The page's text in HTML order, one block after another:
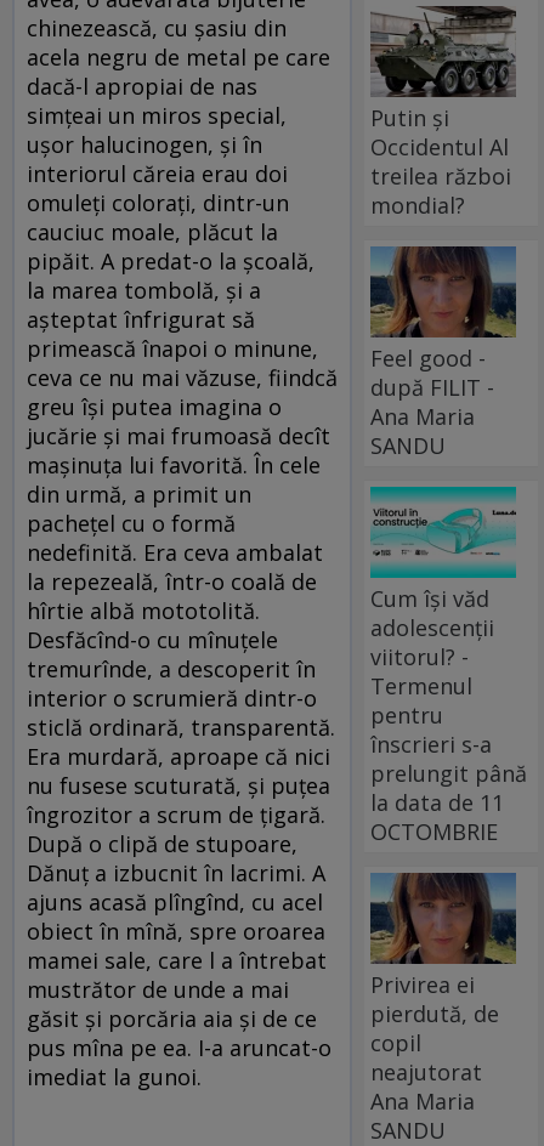
chinezească, cu șasiu din
acela negru de metal pe care
dacă-l apropiai de nas
simțeai un miros special,
ușor halucinogen, și în
interiorul căreia erau doi
omuleți colorați, dintr-un
cauciuc moale, plăcut la
pipăit. A predat-o la școală,
la marea tombolă, și a
așteptat înfrigurat să
primească înapoi o minune,
ceva ce nu mai văzuse, fiindcă
greu își putea imagina o
jucărie și mai frumoasă decît
mașinuța lui favorită. În cele
din urmă, a primit un
pachețel cu o formă
nedefinită. Era ceva ambalat
la repezeală, într-o coală de
hîrtie albă mototolită.
Desfăcînd-o cu mînuțele
tremurînde, a descoperit în
interior o scrumieră dintr-o
sticlă ordinară, transparentă.
Era murdară, aproape că nici
nu fusese scuturată, și puțea
îngrozitor a scrum de țigară.
După o clipă de stupoare,
Dănuț a izbucnit în lacrimi. A
ajuns acasă plîngînd, cu acel
obiect în mînă, spre oroarea
mamei sale, care l a întrebat
mustrător de unde a mai
găsit și porcăria aia și de ce
pus mîna pe ea. I-a aruncat-o
imediat la gunoi.
Putin și
Occidentul Al
treilea război
mondial?
Feel good -
după FILIT -
Ana Maria
SANDU
Cum își văd
adolescenții
viitorul? -
Termenul
pentru
înscrieri s-a
prelungit până
la data de 11
OCTOMBRIE
Privirea ei
pierdută, de
copil
neajutorat
Ana Maria
SANDU